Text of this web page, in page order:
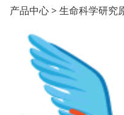
dNTP溶液
产品中心>生命科学研究